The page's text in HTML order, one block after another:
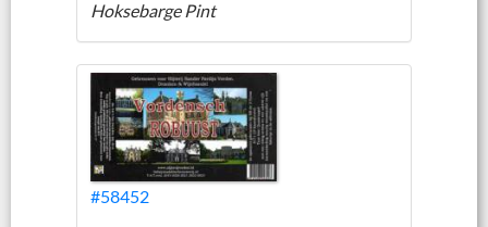
Hoksebarge Pint
#58452